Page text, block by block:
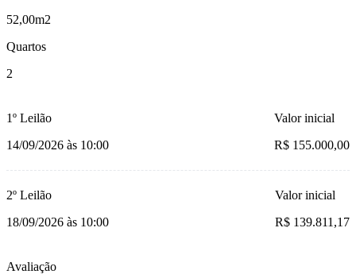
52,00m2
Quartos
2
1º Leilão
14/09/2026 às 10:00
Valor inicial
R$ 155.000,00
2º Leilão
18/09/2026 às 10:00
Valor inicial
R$ 139.811,17
Avaliação